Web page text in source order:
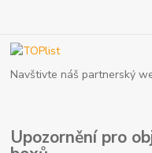
Navštivte náš partnerský
Upozornění pro